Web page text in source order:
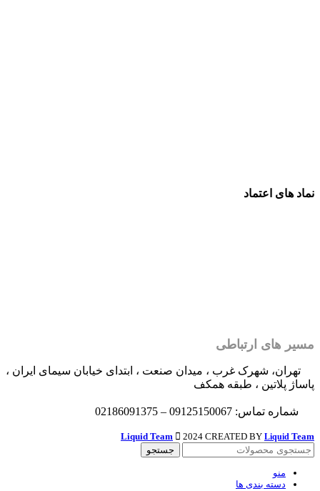
نماد های اعتماد
مسیر های ارتباطی
تهران، شهرک غرب ، میدان صنعت ، ابتدای خیابان سیمای ایران ،
پاساژ پلاتین ، طبقه همکف
شماره تماس: 09125150067 – 02186091375
Liquid Team 2024 CREATED BY Liquid Team
جستجو
منو
دسته بندی ها